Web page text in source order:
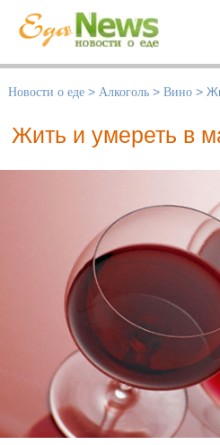
Новости о еде > Алкоголь > Вино >
Жить и умереть в